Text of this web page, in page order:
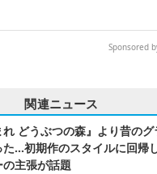
Sponsored
関連ニュース
れ どうぶつの森』より昔の
た…初期作のスタイルに回帰
主張が話題